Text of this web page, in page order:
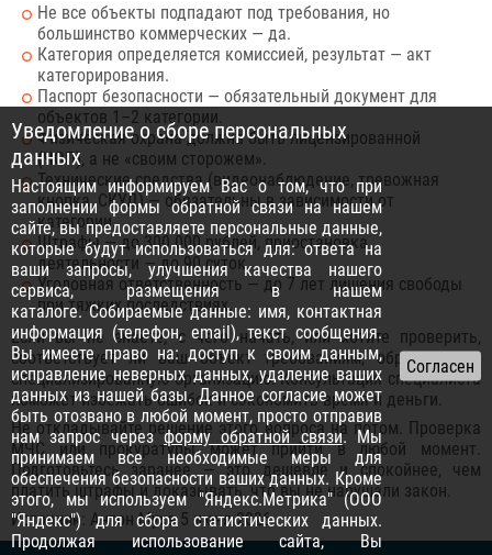
Не все объекты подпадают под требования, но
большинство коммерческих — да.
Категория определяется комиссией, результат — акт
категорирования.
Паспорт безопасности — обязательный документ для
объектов 1–2 категории.
Физическая охрана должна быть лицензированной
(ЧОП), а не «своим сторожем».
Технические средства (видеонаблюдение, тревожная
кнопка, СКУД) — обязательны в зависимости от
категории.
Штрафы — до 300 000 рублей, приостановка
деятельности — до 90 суток.
Уголовная ответственность — до 7 лет лишения свободы
при тяжких последствиях.
Если вы не знаете, с чего начать, или хотите проверить,
соответствует ли ваш объект требованиям, обратитесь в
специализированную организацию. Консультация специалиста
поможет избежать ошибок и сэкономить время и деньги.
Не откладывайте решение этого вопроса на потом. Проверка
МЧС или прокуратуры может прийти в любой момент.
Подготовьтесь заранее — это дешевле и спокойнее, чем
платить штрафы и доказывать, что вы не нарушали закон.
Источник: Антон Муха 5 июня 2026
Уведомление о сборе персональных
данных
Настоящим информируем Вас о том, что при
заполнении формы обратной связи на нашем
сайте, вы предоставляете персональные данные,
которые будут использоваться для: ответа на
ваши запросы, улучшения качества нашего
сервиса, размещения в нашем
каталоге. Собираемые данные: имя, контактная
информация (телефон, email), текст сообщения.
Вы имеете право на: доступ к своим данным,
исправление неверных данных, удаление ваших
данных из нашей базы. Данное согласие может
быть отозвано в любой момент, просто отправив
нам запрос черезформу обратной связи. Мы
принимаем все необходимые меры для
обеспечения безопасности ваших данных. Кроме
этого, мы используем "Яндекс.Метрика" (ООО
"Яндекс") для сбора статистических данных.
Продолжая использование сайта, Вы